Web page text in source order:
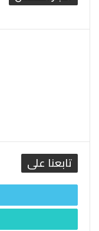
تابعنا على